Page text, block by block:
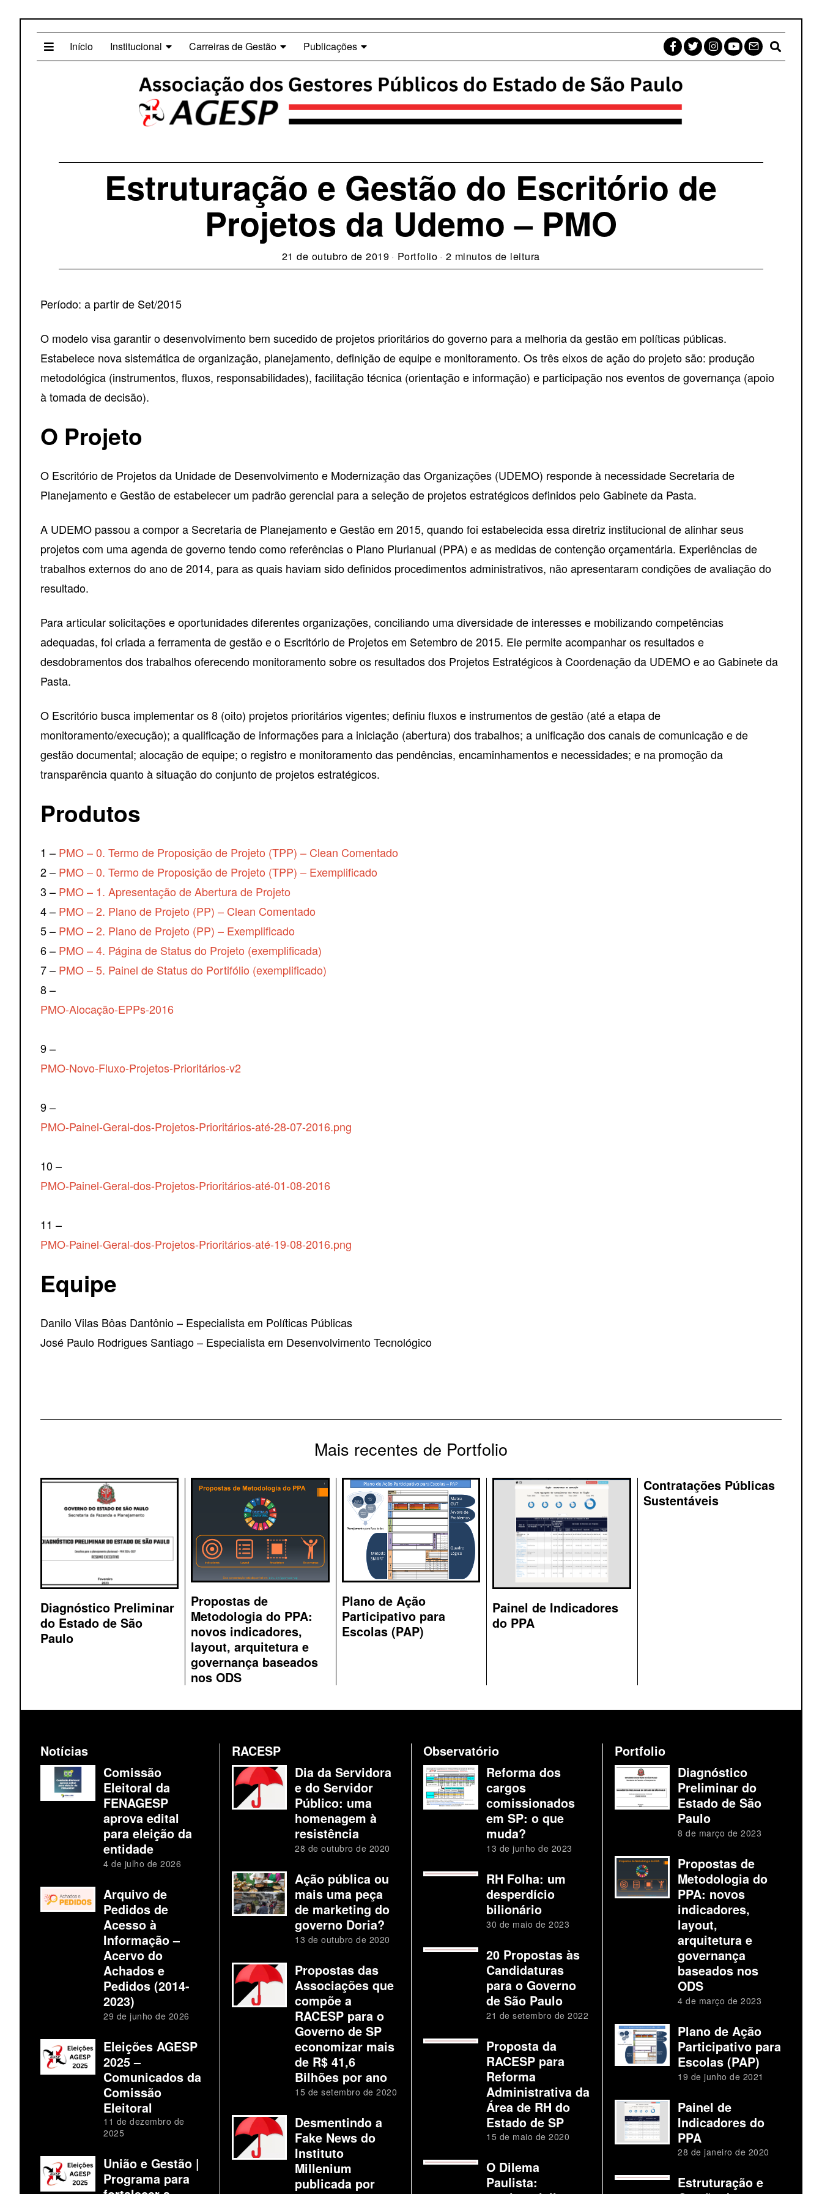
Início Institucional Carreiras de Gestão Publicações
Estruturação e Gestão do Escritório de
Projetos da Udemo – PMO
21 de outubro de 2019 Portfolio 2 minutos de leitura
Período: a partir de Set/2015
O modelo visa garantir o desenvolvimento bem sucedido de projetos prioritários do governo para a melhoria da gestão em políticas públicas.
Estabelece nova sistemática de organização, planejamento, definição de equipe e monitoramento. Os três eixos de ação do projeto são: produção
metodológica (instrumentos, fluxos, responsabilidades), facilitação técnica (orientação e informação) e participação nos eventos de governança (apoio
à tomada de decisão).
O Projeto
O Escritório de Projetos da Unidade de Desenvolvimento e Modernização das Organizações (UDEMO) responde à necessidade Secretaria de
Planejamento e Gestão de estabelecer um padrão gerencial para a seleção de projetos estratégicos definidos pelo Gabinete da Pasta.
A UDEMO passou a compor a Secretaria de Planejamento e Gestão em 2015, quando foi estabelecida essa diretriz institucional de alinhar seus
projetos com uma agenda de governo tendo como referências o Plano Plurianual (PPA) e as medidas de contenção orçamentária. Experiências de
trabalhos externos do ano de 2014, para as quais haviam sido definidos procedimentos administrativos, não apresentaram condições de avaliação do
resultado.
Para articular solicitações e oportunidades diferentes organizações, conciliando uma diversidade de interesses e mobilizando competências
adequadas, foi criada a ferramenta de gestão e o Escritório de Projetos em Setembro de 2015. Ele permite acompanhar os resultados e
desdobramentos dos trabalhos oferecendo monitoramento sobre os resultados dos Projetos Estratégicos à Coordenação da UDEMO e ao Gabinete da
Pasta.
O Escritório busca implementar os 8 (oito) projetos prioritários vigentes; definiu fluxos e instrumentos de gestão (até a etapa de
monitoramento/execução); a qualificação de informações para a iniciação (abertura) dos trabalhos; a unificação dos canais de comunicação e de
gestão documental; alocação de equipe; o registro e monitoramento das pendências, encaminhamentos e necessidades; e na promoção da
transparência quanto à situação do conjunto de projetos estratégicos.
Produtos
1 – PMO – 0. Termo de Proposição de Projeto (TPP) – Clean Comentado
2 – PMO – 0. Termo de Proposição de Projeto (TPP) – Exemplificado
3 – PMO – 1. Apresentação de Abertura de Projeto
4 – PMO – 2. Plano de Projeto (PP) – Clean Comentado
5 – PMO – 2. Plano de Projeto (PP) – Exemplificado
6 – PMO – 4. Página de Status do Projeto (exemplificada)
7 – PMO – 5. Painel de Status do Portifólio (exemplificado)
8 –
PMO-Alocação-EPPs-2016
9 –
PMO-Novo-Fluxo-Projetos-Prioritários-v2
9 –
PMO-Painel-Geral-dos-Projetos-Prioritários-até-28-07-2016.png
10 –
PMO-Painel-Geral-dos-Projetos-Prioritários-até-01-08-2016
11 –
PMO-Painel-Geral-dos-Projetos-Prioritários-até-19-08-2016.png
Equipe
Danilo Vilas Bôas Dantônio – Especialista em Políticas Públicas
José Paulo Rodrigues Santiago – Especialista em Desenvolvimento Tecnológico
Mais recentes de Portfolio
Diagnóstico Preliminar
do Estado de São
Paulo
Propostas de
Metodologia do PPA:
novos indicadores,
layout, arquitetura e
governança baseados
nos ODS
Plano de Ação
Participativo para
Escolas (PAP)
Painel de Indicadores
do PPA
Contratações Públicas
Sustentáveis
Notícias
Comissão
Eleitoral da
FENAGESP
aprova edital
para eleição da
entidade
4 de julho de 2026
Arquivo de
Pedidos de
Acesso à
Informação –
Acervo do
Achados e
Pedidos (2014-
2023)
29 de junho de 2026
Eleições AGESP
2025 –
Comunicados da
Comissão
Eleitoral
11 de dezembro de
2025
União e Gestão |
Programa para
RACESP
Dia da Servidora
e do Servidor
Público: uma
homenagem à
resistência
28 de outubro de 2020
Ação pública ou
mais uma peça
de marketing do
governo Doria?
13 de outubro de 2020
Propostas das
Associações que
compõe a
RACESP para o
Governo de SP
economizar mais
de R$ 41,6
Bilhões por ano
15 de setembro de 2020
Desmentindo a
Fake News do
Instituto
Millenium
publicada por
Observatório
Reforma dos
cargos
comissionados
em SP: o que
muda?
13 de junho de 2023
RH Folha: um
desperdício
bilionário
30 de maio de 2023
20 Propostas às
Candidaturas
para o Governo
de São Paulo
21 de setembro de 2022
Proposta da
RACESP para
Reforma
Administrativa da
Área de RH do
Estado de SP
15 de maio de 2020
O Dilema
Paulista:
Portfolio
Diagnóstico
Preliminar do
Estado de São
Paulo
8 de março de 2023
Propostas de
Metodologia do
PPA: novos
indicadores,
layout,
arquitetura e
governança
baseados nos
ODS
4 de março de 2023
Plano de Ação
Participativo para
Escolas (PAP)
19 de junho de 2021
Painel de
Indicadores do
PPA
28 de janeiro de 2020
Estruturação e